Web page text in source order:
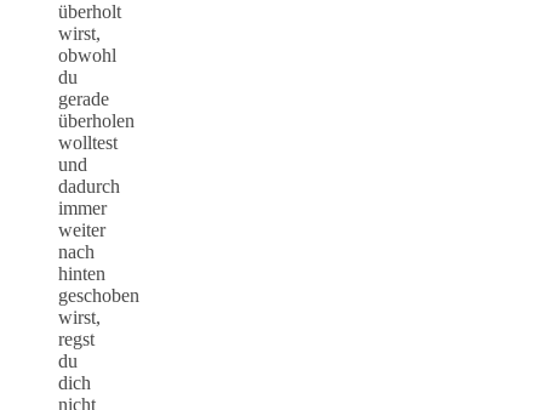
überholt
wirst,
obwohl
du
gerade
überholen
wolltest
und
dadurch
immer
weiter
nach
hinten
geschoben
wirst,
regst
du
dich
nicht